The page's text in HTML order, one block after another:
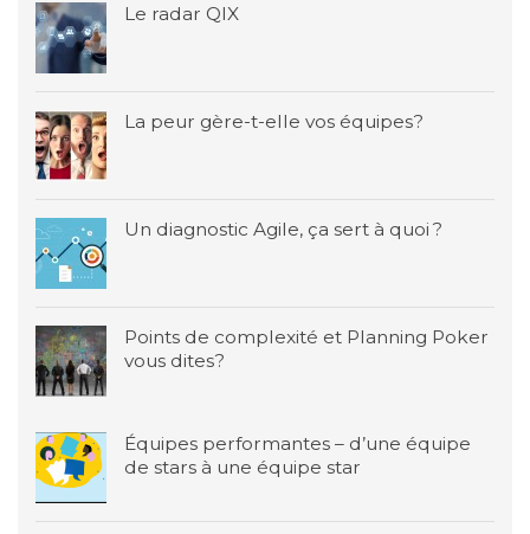
Le radar QIX
La peur gère-t-elle vos équipes?
Un diagnostic Agile, ça sert à quoi ?
Points de complexité et Planning Poker
vous dites?
Équipes performantes – d’une équipe
de stars à une équipe star